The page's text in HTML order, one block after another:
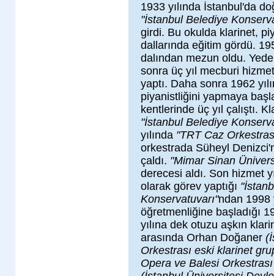
1933 yılında İstanbul'da
"İstanbul Belediye
girdi. Bu okulda klarinet,
dallarında eğitim gördü.
dalından mezun oldu.
sonra üç yıl mecburi
yaptı. Daha sonra 1962
piyanistliğini yapmaya
kentlerinde üç yıl çalıştı.
"İstanbul Belediye
yılında "TRT Caz
orkestrada Süheyl
çaldı. "Mimar Sinan
derecesi aldı. Son hizmet
olarak görev yaptığı
Konservatuvarı"ndan 1998
öğretmenliğine başladığı
yılına dek otuzu aşkın
arasında Orhan Doğaner
Orkestrası eski klarinet
Opera ve Balesi